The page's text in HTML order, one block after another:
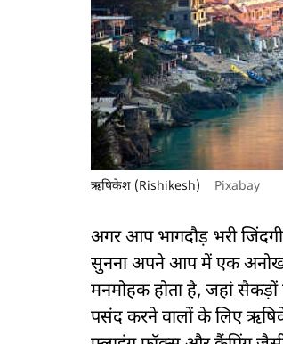
ऋषिकेश (Rishikesh) Pixabay
अगर आप भागदौड़ भरी
सुनना अपने आप में एक अनोखा
मनमोहक होता है, जहां सैकड़ों
पसंद करने वालों के लिए